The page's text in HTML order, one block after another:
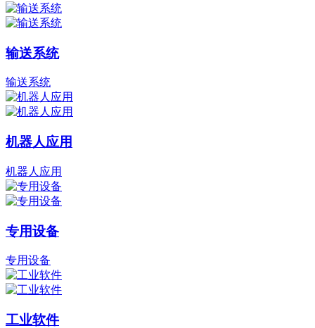
输送系统
输送系统
机器人应用
机器人应用
专用设备
专用设备
工业软件